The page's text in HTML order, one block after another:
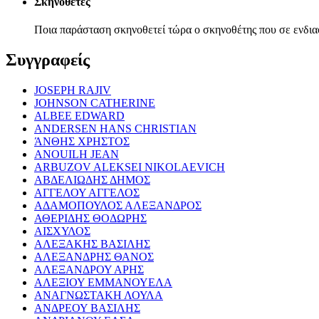
Ποια παράσταση σκηνοθετεί τώρα ο σκηνοθέτης που σε
Συγγραφείς
JOSEPH RAJIV
JOHNSON CATHERINE
ALBEE EDWARD
ANDERSEN HANS CHRISTIAN
ΆΝΘΗΣ ΧΡΗΣΤΟΣ
ANOUILH JEAN
ARBUZOV ALEKSEI NIKOLAEVICH
ΑΒΔΕΛΙΩΔΗΣ ΔΗΜΟΣ
ΑΓΓΕΛΟΥ ΑΓΓΕΛΟΣ
ΑΔΑΜΟΠΟΥΛΟΣ ΑΛΕΞΑΝΔΡΟΣ
ΑΘΕΡΙΔΗΣ ΘΟΔΩΡΗΣ
ΑΙΣΧΥΛΟΣ
ΑΛΕΞΑΚΗΣ ΒΑΣΙΛΗΣ
ΑΛΕΞΑΝΔΡΗΣ ΘΑΝΟΣ
ΑΛΕΞΑΝΔΡΟΥ ΑΡΗΣ
ΑΛΕΞΙΟΥ ΕΜΜΑΝΟΥΕΛΑ
ΑΝΑΓΝΩΣΤΑΚΗ ΛΟΥΛΑ
ΑΝΔΡΕΟΥ ΒΑΣΙΛΗΣ